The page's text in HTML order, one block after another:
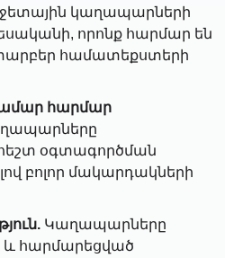
կաղապարների
որոնք հարմար են
համատեքստերի
հարմար
օգտագործման
բոլոր մակարդակների
Կաղապարները
և հարմարեցված